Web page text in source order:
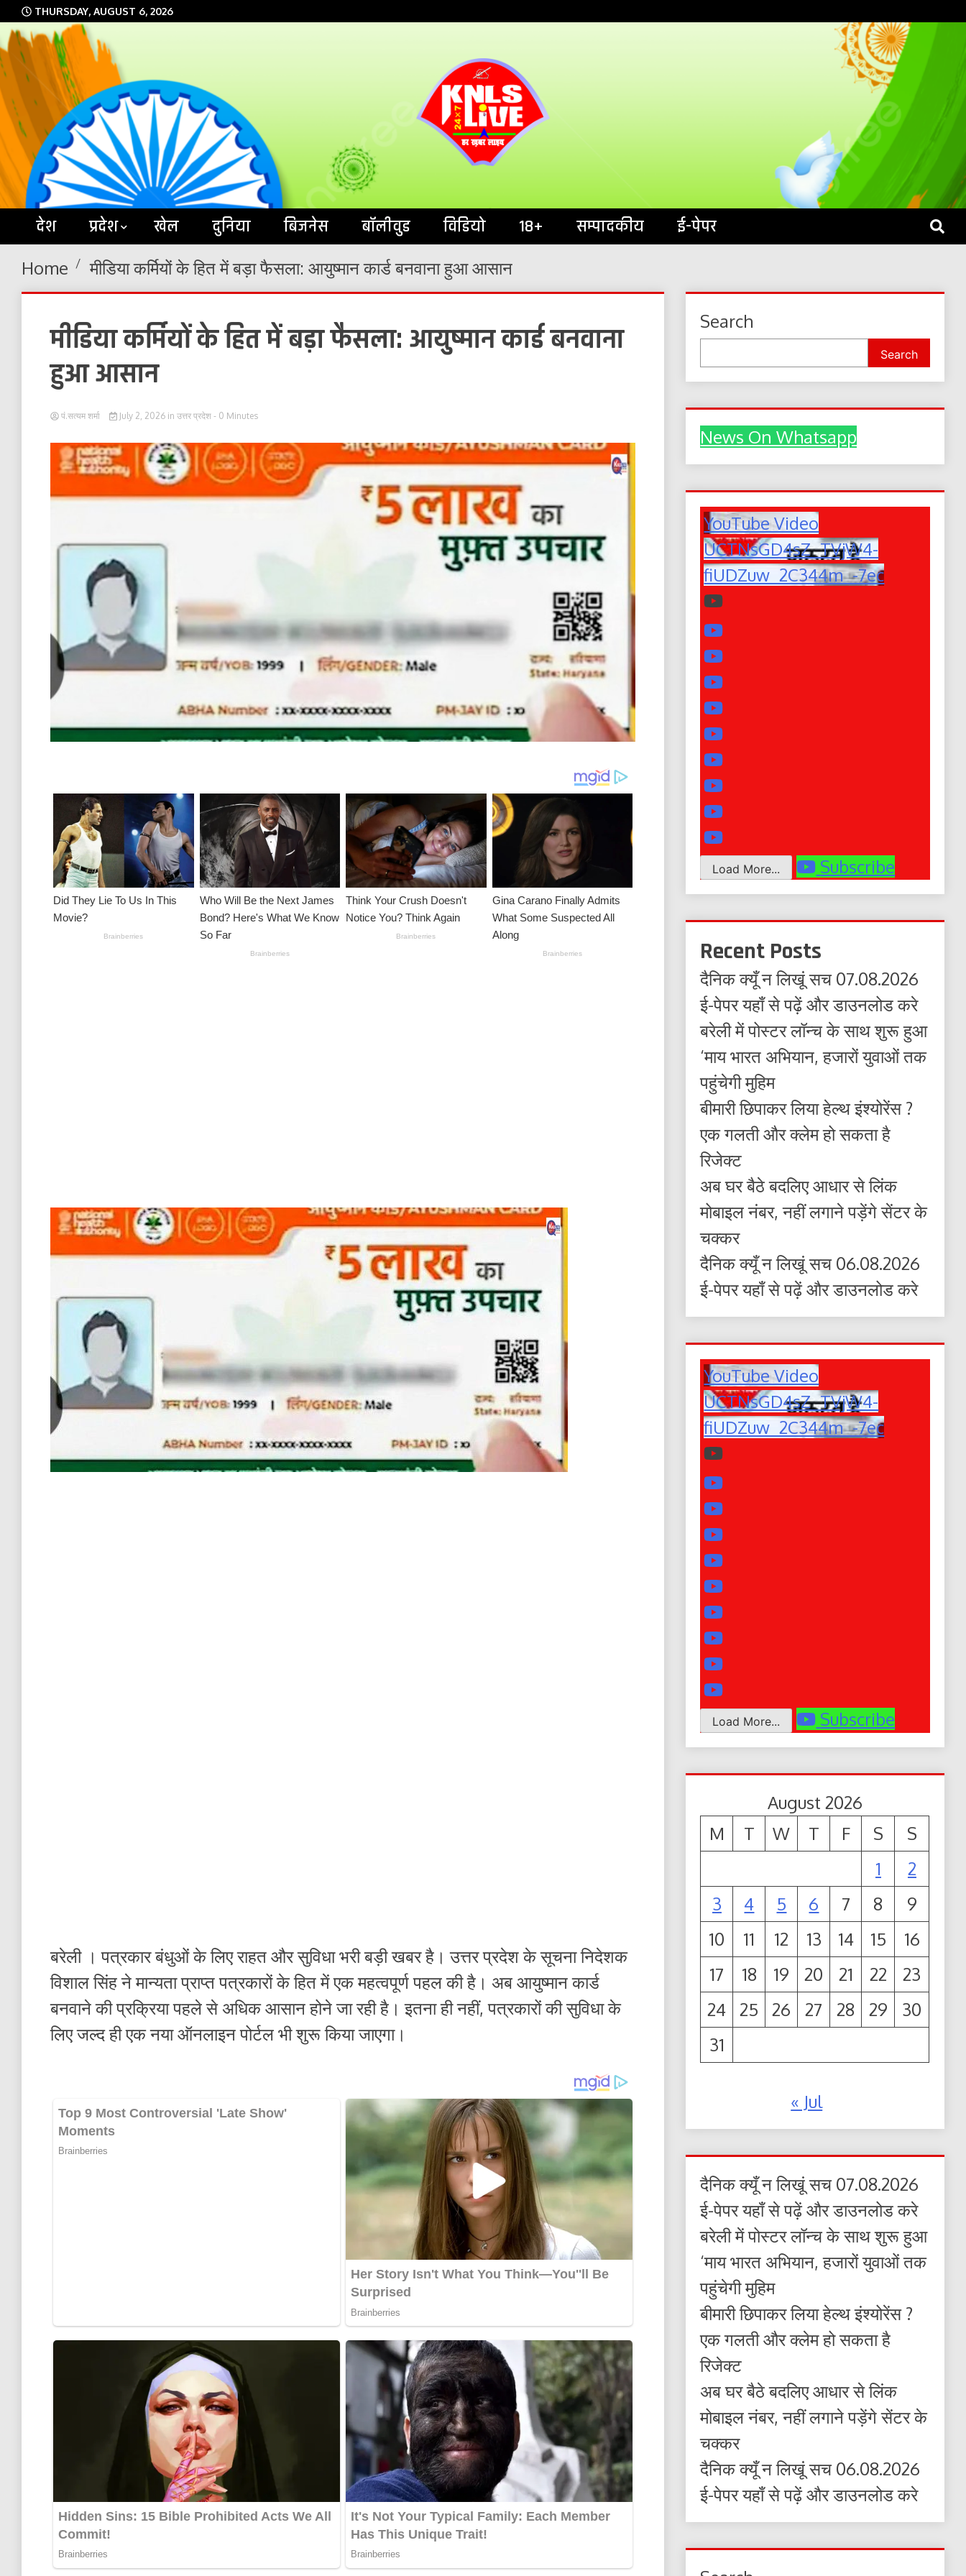
Skip
to
content
THURSDAY, AUGUST 6, 2026
KNLS LIVE
देश प्रदेश खेल दुनिया बिजनेस बॉलीवुड विडियो 18+ सम्पादकीय ई-पेपर
Home मीडिया कर्मियों के हित में बड़ा फैसला: आयुष्मान कार्ड बनवाना हुआ आसान
मीडिया कर्मियों के हित में बड़ा फैसला: आयुष्मान कार्ड बनवाना
हुआ आसान
पं.सत्यम शर्मा July 2, 2026 in उत्तर प्रदेश - 0 Minutes
बरेली । पत्रकार बंधुओं के लिए राहत और सुविधा भरी बड़ी खबर है। उत्तर प्रदेश के सूचना निदेशक
विशाल सिंह ने मान्यता प्राप्त पत्रकारों के हित में एक महत्वपूर्ण पहल की है। अब आयुष्मान कार्ड
बनवाने की प्रक्रिया पहले से अधिक आसान होने जा रही है। इतना ही नहीं, पत्रकारों की सुविधा के
लिए जल्द ही एक नया ऑनलाइन पोर्टल भी शुरू किया जाएगा।
Search
Search
News On Whatsapp
YouTube Video
UCTNsGD4sZ_TVjW4-
fiUDZuw_2C344m_-7ec
Load More... Subscribe
Recent Posts
दैनिक क्यूँ न लिखूं सच 07.08.2026
ई-पेपर यहाँ से पढ़ें और डाउनलोड करे
बरेली में पोस्टर लॉन्च के साथ शुरू हुआ
‘माय भारत अभियान, हजारों युवाओं तक
पहुंचेगी मुहिम
बीमारी छिपाकर लिया हेल्थ इंश्योरेंस ?
एक गलती और क्लेम हो सकता है
रिजेक्ट
अब घर बैठे बदलिए आधार से लिंक
मोबाइल नंबर, नहीं लगाने पड़ेंगे सेंटर के
चक्कर
दैनिक क्यूँ न लिखूं सच 06.08.2026
ई-पेपर यहाँ से पढ़ें और डाउनलोड करे
YouTube Video
UCTNsGD4sZ_TVjW4-
fiUDZuw_2C344m_-7ec
Load More... Subscribe
August 2026
M
T W T F S
S
1
2
3
4 5 6 7 8
9
10
11 12 13 14 15
16
17
18 19 20 21 22
23
24
25 26 27 28 29
30
31
« Jul
दैनिक क्यूँ न लिखूं सच 07.08.2026
ई-पेपर यहाँ से पढ़ें और डाउनलोड करे
बरेली में पोस्टर लॉन्च के साथ शुरू हुआ
‘माय भारत अभियान, हजारों युवाओं तक
पहुंचेगी मुहिम
बीमारी छिपाकर लिया हेल्थ इंश्योरेंस ?
एक गलती और क्लेम हो सकता है
रिजेक्ट
अब घर बैठे बदलिए आधार से लिंक
मोबाइल नंबर, नहीं लगाने पड़ेंगे सेंटर के
चक्कर
दैनिक क्यूँ न लिखूं सच 06.08.2026
ई-पेपर यहाँ से पढ़ें और डाउनलोड करे